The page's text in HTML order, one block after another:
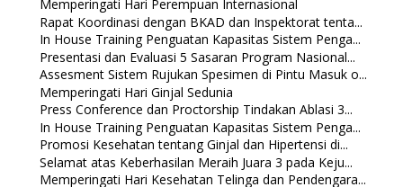
Memperingati Hari Perempuan Internasional
Rapat Koordinasi dengan BKAD dan Inspektorat tenta...
In House Training Penguatan Kapasitas Sistem Penga...
Presentasi dan Evaluasi 5 Sasaran Program Nasional...
Assesment Sistem Rujukan Spesimen di Pintu Masuk o...
Memperingati Hari Ginjal Sedunia
Press Conference dan Proctorship Tindakan Ablasi 3...
In House Training Penguatan Kapasitas Sistem Penga...
Promosi Kesehatan tentang Ginjal dan Hipertensi di...
Selamat atas Keberhasilan Meraih Juara 3 pada Keju...
Memperingati Hari Kesehatan Telinga dan Pendengara...